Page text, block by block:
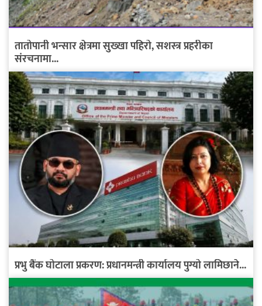
तातोपानी भन्सार क्षेत्रमा सुख्खा पहिरो, सशस्त्र प्रहरीका
संरचनामा...
प्रभु बैंक घोटाला प्रकरण: प्रधानमन्त्री कार्यालय पुग्यो लामिछाने...